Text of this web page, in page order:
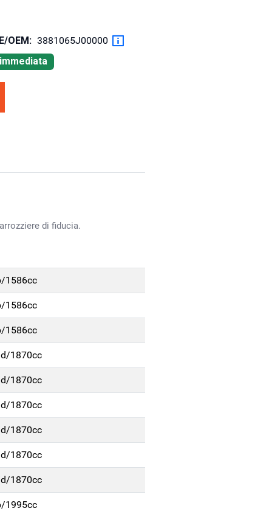
OEM: 3881065J00000
di fiducia.
1586cc
1586cc
1586cc
1870cc
1870cc
1870cc
1870cc
1870cc
1870cc
1995cc